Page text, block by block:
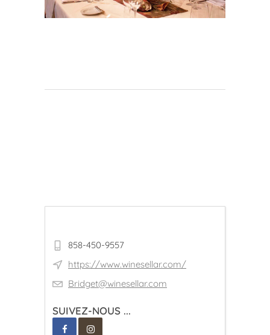
858-450-9557
https://www.winesellar.com/
Bridget@winesellar.com
SUIVEZ-NOUS ...